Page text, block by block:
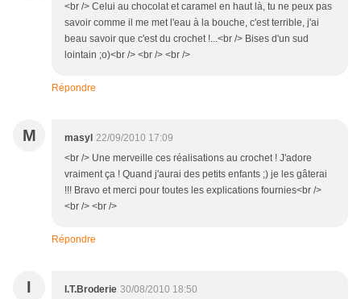
<br /> Celui au chocolat et caramel en haut là, tu ne peux pas
savoir comme il me met l'eau à la bouche, c'est terrible, j'ai
beau savoir que c'est du crochet !...<br /> Bises d'un sud
lointain ;o)<br /> <br /> <br />
Répondre
M masyl 22/09/2010 17:09
<br /> Une merveille ces réalisations au crochet ! J'adore
vraiment ça ! Quand j'aurai des petits enfants ;) je les gâterai
!!! Bravo et merci pour toutes les explications fournies<br />
<br /> <br />
Répondre
I I.T.Broderie 30/08/2010 18:50